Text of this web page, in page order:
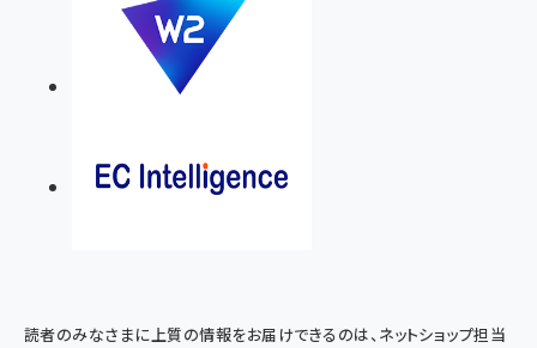
読者のみなさまに上質の情報をお届けできるのは、ネットショップ担当